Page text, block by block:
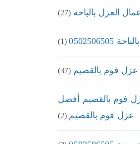
العزل بالباحة (27)
(1)
فوم بالقصيم (37)
فوم بالقصيم أفضل
عزل فوم بالقصيم (2)